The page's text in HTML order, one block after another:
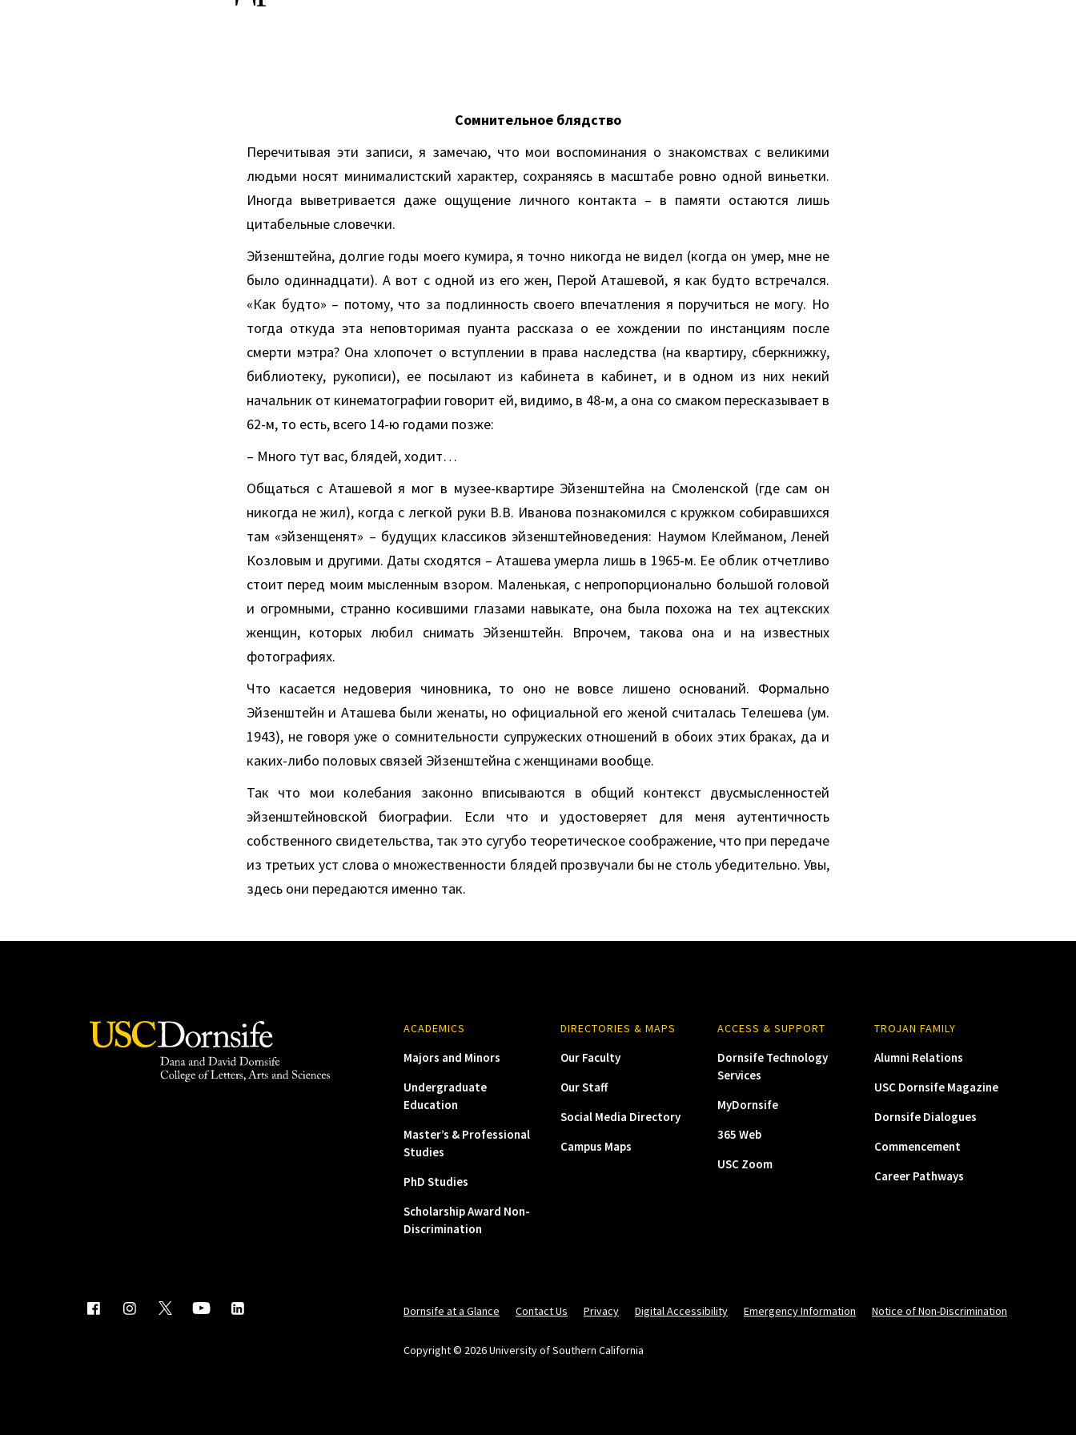
Сомнительное блядство
Перечитывая эти записи, я замечаю, что мои воспоминания о знакомствах с великими
людьми носят минималистский характер, сохраняясь в масштабе ровно одной виньетки.
Иногда выветривается даже ощущение личного контакта – в памяти остаются лишь
цитабельные словечки.
Эйзенштейна, долгие годы моего кумира, я точно никогда не видел (когда он умер, мне не
было одиннадцати). А вот с одной из его жен, Перой Аташевой, я как будто встречался.
«Как будто» – потому, что за подлинность своего впечатления я поручиться не могу. Но
тогда откуда эта неповторимая пуанта рассказа о ее хождении по инстанциям после
смерти мэтра? Она хлопочет о вступлении в права наследства (на квартиру, сберкнижку,
библиотеку, рукописи), ее посылают из кабинета в кабинет, и в одном из них некий
начальник от кинематографии говорит ей, видимо, в 48-м, а она со смаком пересказывает в
62-м, то есть, всего 14-ю годами позже:
– Много тут вас, блядей, ходит…
Общаться с Аташевой я мог в музее-квартире Эйзенштейна на Смоленской (где сам он
никогда не жил), когда с легкой руки В.В. Иванова познакомился с кружком собиравшихся
там «эйзенщенят» – будущих классиков эйзенштейноведения: Наумом Клейманом, Леней
Козловым и другими. Даты сходятся – Аташева умерла лишь в 1965-м. Ее облик отчетливо
стоит перед моим мысленным взором. Маленькая, с непропорционально большой головой
и огромными, странно косившими глазами навыкате, она была похожа на тех ацтекских
женщин, которых любил снимать Эйзенштейн. Впрочем, такова она и на известных
фотографиях.
Что касается недоверия чиновника, то оно не вовсе лишено оснований. Формально
Эйзенштейн и Аташева были женаты, но официальной его женой считалась Телешева (ум.
1943), не говоря уже о сомнительности супружеских отношений в обоих этих браках, да и
каких-либо половых связей Эйзенштейна с женщинами вообще.
Так что мои колебания законно вписываются в общий контекст двусмысленностей
эйзенштейновской биографии. Если что и удостоверяет для меня аутентичность
собственного свидетельства, так это сугубо теоретическое соображение, что при передаче
из третьих уст слова о множественности блядей прозвучали бы не столь убедительно. Увы,
здесь они передаются именно так.
ACADEMICS
Majors and Minors
Undergraduate
Education
Master’s & Professional
Studies
PhD Studies
Scholarship Award Non-
Discrimination
DIRECTORIES & MAPS
Our Faculty
Our Staff
Social Media Directory
Campus Maps
ACCESS & SUPPORT
Dornsife Technology
Services
MyDornsife
365 Web
USC Zoom
TROJAN FAMILY
Alumni Relations
USC Dornsife Magazine
Dornsife Dialogues
Commencement
Career Pathways
Dornsife at a Glance Contact Us Privacy Digital Accessibility Emergency Information Notice of Non-Discrimination
Copyright © 2026 University of Southern California